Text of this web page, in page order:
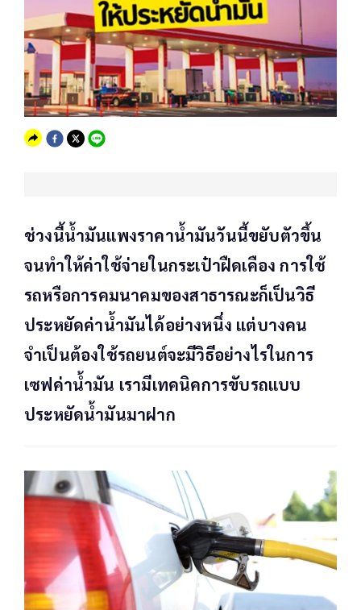
ช่วงนี้น้ำมันแพงราคาน้ำมันวันนี้ขยับตัวขึ้น
จนทำให้ค่าใช้จ่ายในกระเป๋าฝืดเคือง การใช้
รถหรือการคมนาคมของสาธารณะก็เป็นวิธี
ประหยัดค่าน้ำมันได้อย่างหนึ่ง แต่บางคน
จำเป็นต้องใช้รถยนต์จะมีวิธีอย่างไรในการ
เซฟค่าน้ำมัน เรามีเทคนิคการขับรถแบบ
ประหยัดน้ำมันมาฝาก